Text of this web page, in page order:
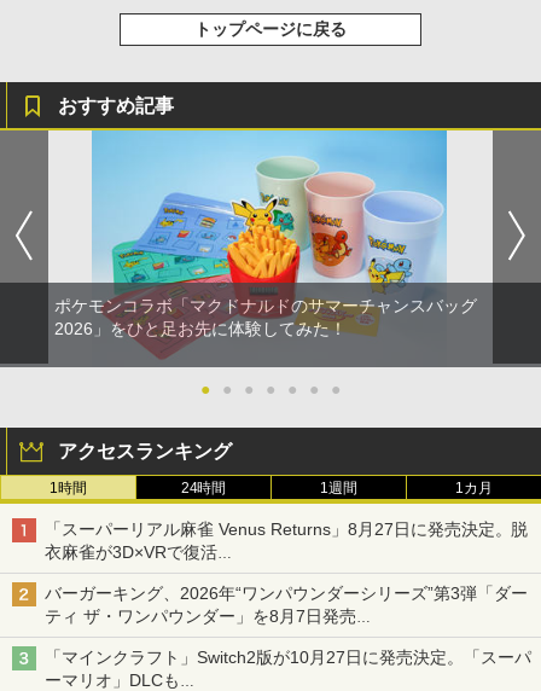
トップページに戻る
おすすめ記事
ポケモンコラボ「マクドナルドのサマーチャンスバッグ
2026」をひと足お先に体験してみた！
● ● ● ● ● ● ●
アクセスランキング
1時間 24時間 1週間 1カ月
「スーパーリアル麻雀 Venus Returns」8月27日に発売決定。脱
衣麻雀が3D×VRで復活
発売から2週間は20%オフになるセールが実施
バーガーキング、2026年“ワンパウンダーシリーズ”第3弾「ダー
ティ ザ・ワンパウンダー」を8月7日発売
「特製ガーリックマヨソース」を使用した超大型チーズバーガー
「マインクラフト」Switch2版が10月27日に発売決定。「スーパ
ーマリオ」DLCも